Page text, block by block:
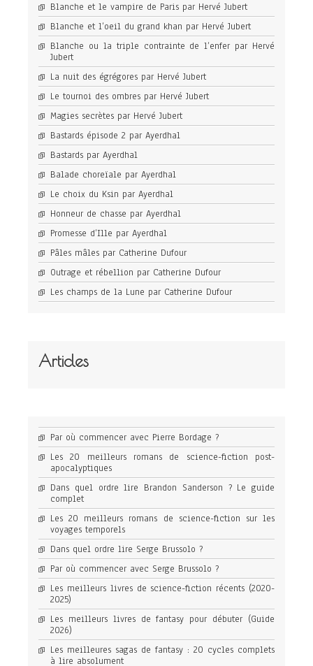
Blanche et le vampire de Paris par Hervé Jubert
Blanche et l’oeil du grand khan par Hervé Jubert
Blanche ou la triple contrainte de l’enfer par Hervé
Jubert
La nuit des égrégores par Hervé Jubert
Le tournoi des ombres par Hervé Jubert
Magies secrètes par Hervé Jubert
Bastards épisode 2 par Ayerdhal
Bastards par Ayerdhal
Balade choreïale par Ayerdhal
Le choix du Ksin par Ayerdhal
Honneur de chasse par Ayerdhal
Promesse d’Ille par Ayerdhal
Pâles mâles par Catherine Dufour
Outrage et rébellion par Catherine Dufour
Les champs de la Lune par Catherine Dufour
Articles
Par où commencer avec Pierre Bordage ?
Les 20 meilleurs romans de science-fiction post-
apocalyptiques
Dans quel ordre lire Brandon Sanderson ? Le guide
complet
Les 20 meilleurs romans de science-fiction sur les
voyages temporels
Dans quel ordre lire Serge Brussolo ?
Par où commencer avec Serge Brussolo ?
Les meilleurs livres de science-fiction récents (2020-
2025)
Les meilleurs livres de fantasy pour débuter (Guide
2026)
Les meilleures sagas de fantasy : 20 cycles complets
à lire absolument